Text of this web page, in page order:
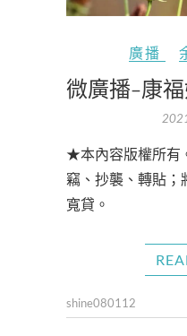
廣播
微廣播-康
★本內容版權所有
竊、抄襲、轉貼；
寬貸。
shine080112